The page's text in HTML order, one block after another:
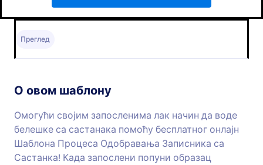
Преглед
О овом шаблону
Омогући својим запосленима лак начин да воде
белешке са састанака помоћу бесплатног онлајн
Шаблона Процеса Одобравања Записника са
Састанка! Када запослени попуни образац